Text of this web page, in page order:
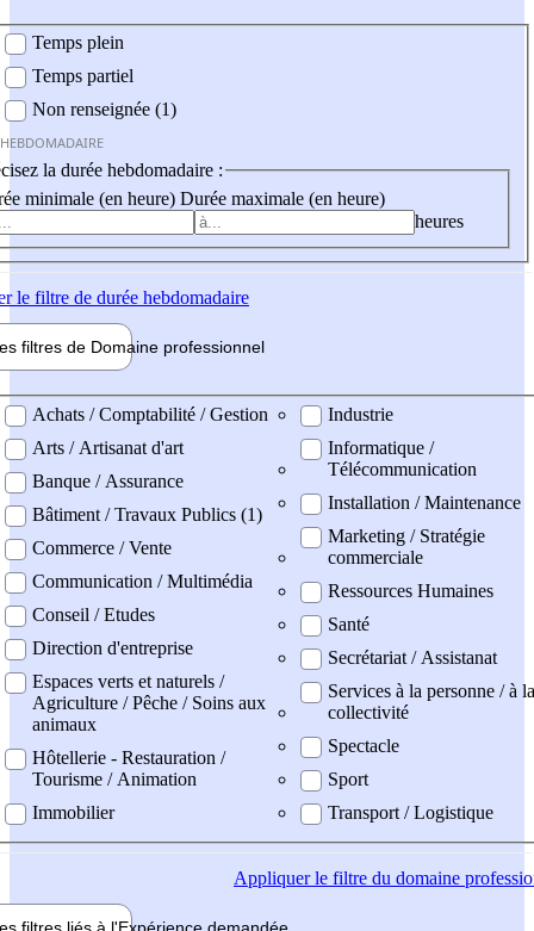
Temps plein
Temps partiel
Non renseignée (1)
la durée hebdomadaire :
minimale (en heure) Durée maximale (en heure)
heures
le filtre de durée hebdomadaire
filtres de Domaine professionnel
professionel
Achats / Comptabilité / Gestion
Arts / Artisanat d'art
Banque / Assurance
Bâtiment / Travaux Publics (1)
Commerce / Vente
Communication / Multimédia
Conseil / Etudes
Direction d'entreprise
Espaces verts et naturels /
Agriculture / Pêche / Soins aux
animaux
Hôtellerie - Restauration /
Tourisme / Animation
Immobilier
Industrie
Informatique /
Télécommunication
Installation / Maintenance
Marketing / Stratégie
commerciale
Ressources Humaines
Santé
Secrétariat / Assistanat
Services à la personne / à la
collectivité
Spectacle
Sport
Transport / Logistique
Appliquerle filtre du domaine